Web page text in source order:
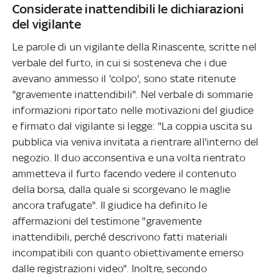
Considerate inattendibili le dichiarazioni
del vigilante
Le parole di un vigilante della Rinascente, scritte nel
verbale del furto, in cui si sosteneva che i due
avevano ammesso il 'colpo', sono state ritenute
"gravemente inattendibili". Nel verbale di sommarie
informazioni riportato nelle motivazioni del giudice
e firmato dal vigilante si legge: "La coppia uscita su
pubblica via veniva invitata a rientrare all'interno del
negozio. Il duo acconsentiva e una volta rientrato
ammetteva il furto facendo vedere il contenuto
della borsa, dalla quale si scorgevano le maglie
ancora trafugate". Il giudice ha definito le
affermazioni del testimone "gravemente
inattendibili, perché descrivono fatti materiali
incompatibili con quanto obiettivamente emerso
dalle registrazioni video". Inoltre, secondo